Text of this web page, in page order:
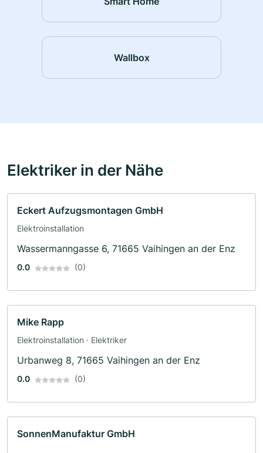
Wallbox
Elektriker in der Nähe
Eckert Aufzugsmontagen GmbH
Elektroinstallation
Wassermanngasse 6, 71665 Vaihingen an der Enz
0.0 (0)
Mike Rapp
Elektroinstallation · Elektriker
Urbanweg 8, 71665 Vaihingen an der Enz
0.0 (0)
SonnenManufaktur GmbH